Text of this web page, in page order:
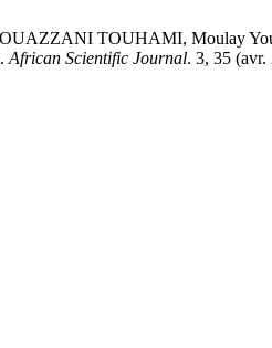
TOUHAMI, Moulay
African Scientific Journal. 3, 35